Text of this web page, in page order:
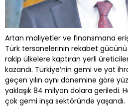
Artan maliyetler ve finansmana
Türk tersanelerinin rekabet gücünü
rakip ülkelere kaptıran yerli
kazandı. Türkiye’nin gemi ve yat
geçen yılın aynı dönemine göre
yaklaşık 84 milyon dolara geriledi.
çok gemi inşa sektöründe yaşandı.